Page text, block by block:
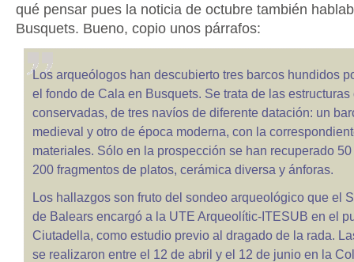
qué pensar pues la noticia de octubre también
Busquets. Bueno, copio unos párrafos:
Los arqueólogos han descubierto tres barcos hundidos
el fondo de Cala en Busquets. Se trata de las
conservadas, de tres navíos de diferente datación: un
medieval y otro de época moderna, con la
materiales. Sólo en la prospección se han recuperado
200 fragmentos de platos, cerámica diversa y ánforas.
Los hallazgos son fruto del sondeo arqueológico que el
de Balears encargó a la UTE Arqueolític-ITESUB en el
Ciutadella, como estudio previo al dragado de la rada.
se realizaron entre el 12 de abril y el 12 de junio en la